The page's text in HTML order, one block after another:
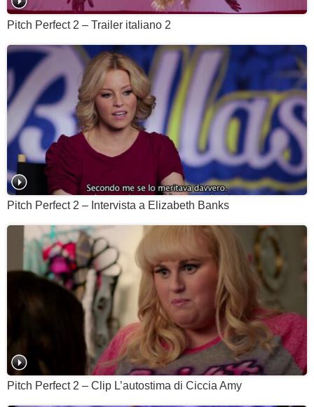
Pitch Perfect 2 – Trailer italiano 2
Pitch Perfect 2 – Intervista a Elizabeth Banks
Pitch Perfect 2 – Clip L’autostima di Ciccia Amy